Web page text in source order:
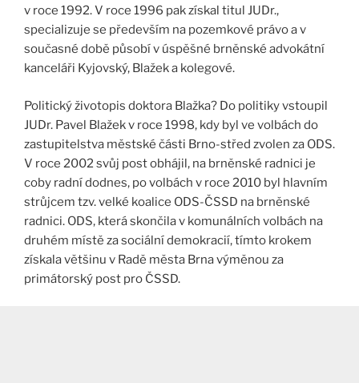
v roce 1992. V roce 1996 pak získal titul JUDr.,
specializuje se především na pozemkové právo a v
současné době působí v úspěšné brněnské advokátní
kanceláři Kyjovský, Blažek a kolegové.
Politický životopis doktora Blažka? Do politiky vstoupil
JUDr. Pavel Blažek v roce 1998, kdy byl ve volbách do
zastupitelstva městské části Brno-střed zvolen za ODS.
V roce 2002 svůj post obhájil, na brněnské radnici je
coby radní dodnes, po volbách v roce 2010 byl hlavním
strůjcem tzv. velké koalice ODS-ČSSD na brněnské
radnici. ODS, která skončila v komunálních volbách na
druhém místě za sociální demokracií, tímto krokem
získala většinu v Radě města Brna výměnou za
primátorský post pro ČSSD.